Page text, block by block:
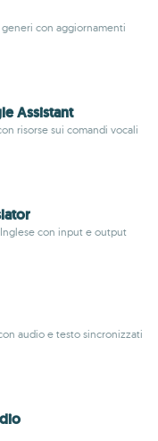
con aggiornamenti
Assistant
risorse sui comandi vocali
con input e output
audio e testo sincronizzati